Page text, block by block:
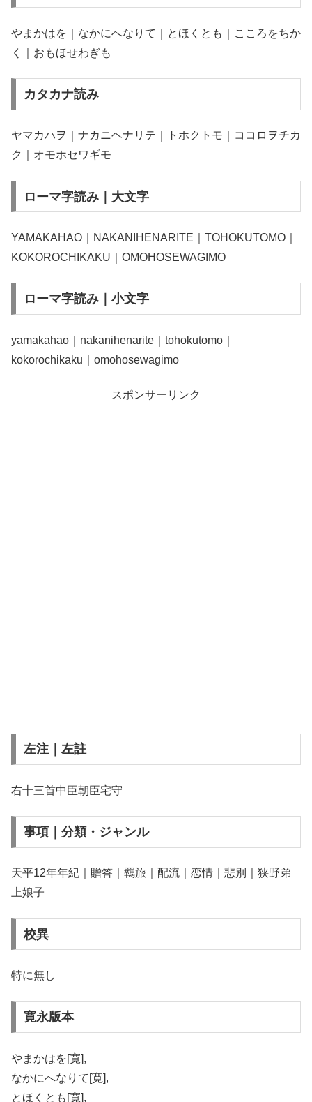
やまかはを｜なかにへなりて｜とほくとも｜こころをちか
く｜おもほせわぎも
カタカナ読み
ヤマカハヲ｜ナカニヘナリテ｜トホクトモ｜ココロヲチカ
ク｜オモホセワギモ
ローマ字読み｜大文字
YAMAKAHAO｜NAKANIHENARITE｜TOHOKUTOMO｜
KOKOROCHIKAKU｜OMOHOSEWAGIMO
ローマ字読み｜小文字
yamakahao｜nakanihenarite｜tohokutomo｜
kokorochikaku｜omohosewagimo
スポンサーリンク
左注｜左註
右十三首中臣朝臣宅守
事項｜分類・ジャンル
天平12年年紀｜贈答｜羈旅｜配流｜恋情｜悲別｜狭野弟
上娘子
校異
特に無し
寛永版本
やまかはを[寛],
なかにへなりて[寛],
とほくとも[寛],